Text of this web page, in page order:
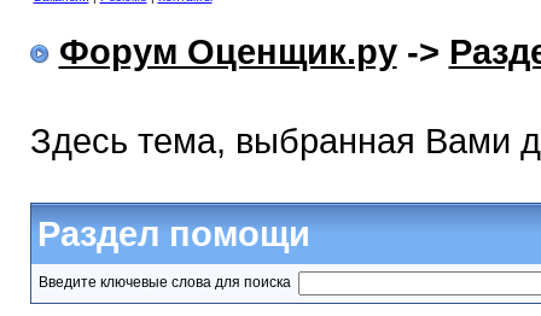
Форум Оценщик.ру->
Здесь тема, выбранная Вами
Раздел помощи
Введите ключевые слова для поиска